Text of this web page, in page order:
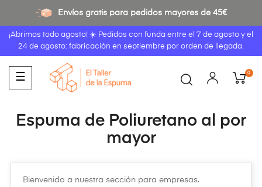
Envíos gratis para pedidos mayores de 45€
¡Abrimos todo agosto! ☀️ Pedidos con funda entre el 7 de agosto y el
24 de agosto: fabricación en septiembre por orden de llegada.
Navegación
de
☰ 0
Espuma de Poliuretano al por
mayor
Bienvenido a nuestra sección para empresas.